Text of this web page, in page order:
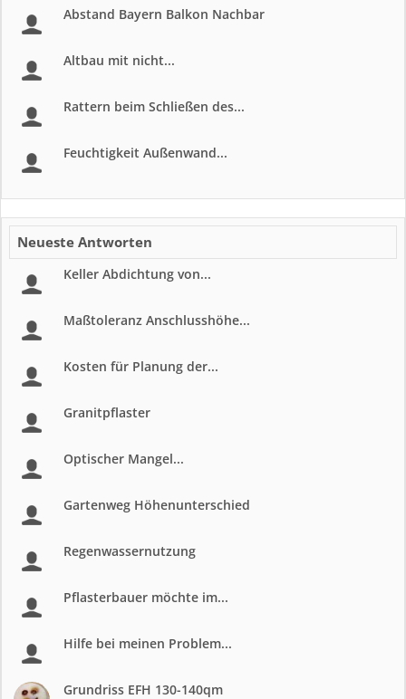
Abstand Bayern Balkon Nachbar
Altbau mit nicht...
Rattern beim Schließen des...
Feuchtigkeit Außenwand...
Neueste Antworten
Keller Abdichtung von...
Maßtoleranz Anschlusshöhe...
Kosten für Planung der...
Granitpflaster
Optischer Mangel...
Gartenweg Höhenunterschied
Regenwassernutzung
Pflasterbauer möchte im...
Hilfe bei meinen Problem...
Grundriss EFH 130-140qm